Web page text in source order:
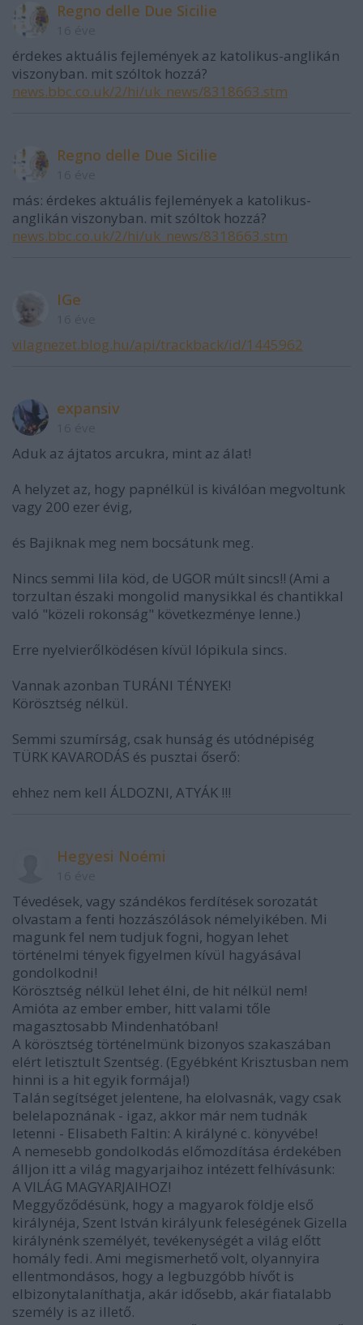
Regno delle Due Sicilie
érdekes aktuális fejlemények az katolikus-anglikán
viszonyban. mit szóltok hozzá?
news.bbc.co.uk/2/hi/uk_news/8318663.stm
Regno delle Due Sicilie
más: érdekes aktuális fejlemények a katolikus-
anglikán viszonyban. mit szóltok hozzá?
news.bbc.co.uk/2/hi/uk_news/8318663.stm
IGe
vilagnezet.blog.hu/api/trackback/id/1445962
expansiv
Aduk az ájtatos arcukra, mint az álat!
A helyzet az, hogy papnélkül is kiválóan megvoltunk
vagy 200 ezer évig,
és Bajiknak meg nem bocsátunk meg.
Nincs semmi lila köd, de UGOR múlt sincs!! (Ami a
torzultan északi mongolid manysikkal és chantikkal
való "közeli rokonság" következménye lenne.)
Erre nyelvierőlködésen kívül lópikula sincs.
Vannak azonban TURÁNI TÉNYEK!
Körösztség nélkül.
Semmi szumírság, csak hunság és utódnépiség
TÜRK KAVARODÁS és pusztai őserő:
ehhez nem kell ÁLDOZNI, ATYÁK !!!
Hegyesi Noémi
Tévedések, vagy szándékos ferdítések sorozatát
olvastam a fenti hozzászólások némelyikében. Mi
magunk fel nem tudjuk fogni, hogyan lehet
történelmi tények figyelmen kívül hagyásával
gondolkodni!
Körösztség nélkül lehet élni, de hit nélkül nem!
Amióta az ember ember, hitt valami tőle
magasztosabb Mindenhatóban!
A körösztség történelmünk bizonyos szakaszában
elért letisztult Szentség. (Egyébként Krisztusban nem
hinni is a hit egyik formája!)
Talán segítséget jelentene, ha elolvasnák, vagy csak
belelapoznának - igaz, akkor már nem tudnák
letenni - Elisabeth Faltin: A királyné c. könyvébe!
A nemesebb gondolkodás előmozdítása érdekében
álljon itt a világ magyarjaihoz intézett felhívásunk:
A VILÁG MAGYARJAIHOZ!
Meggyőződésünk, hogy a magyarok földje első
királynéja, Szent István királyunk feleségének Gizella
királynénk személyét, tevékenységét a világ előtt
homály fedi. Ami megismerhető volt, olyannyira
ellentmondásos, hogy a legbuzgóbb hívőt is
elbizonytalaníthatja, akár idősebb, akár fiatalabb
személy is az illető.